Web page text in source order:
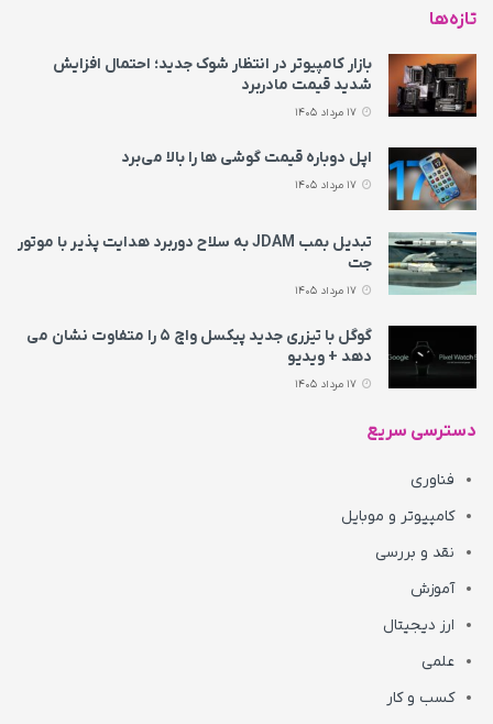
تازه‌ها
بازار کامپیوتر در انتظار شوک جدید؛ احتمال افزایش
شدید قیمت مادربرد
اپل دوباره قیمت‌ گوشی ها را بالا می‌برد
تبدیل بمب JDAM به سلاح دوربرد هدایت پذیر با موتور
جت
گوگل با تیزری جدید پیکسل واچ ۵ را متفاوت نشان می‌
دهد + ویدیو
دسترسی سریع
فناوری
کامپیوتر و موبایل
نقد و بررسی
آموزش
ارز دیجیتال
علمی
کسب و کار